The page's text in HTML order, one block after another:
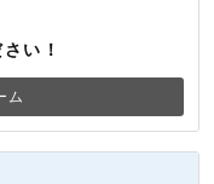
い！
ム